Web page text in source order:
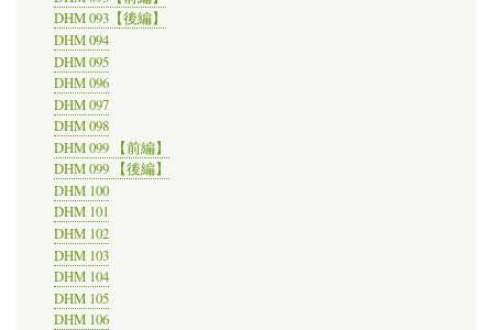
DHM 093【後編】
DHM 094
DHM 095
DHM 096
DHM 097
DHM 098
DHM 099 【前編】
DHM 099 【後編】
DHM 100
DHM 101
DHM 102
DHM 103
DHM 104
DHM 105
DHM 106